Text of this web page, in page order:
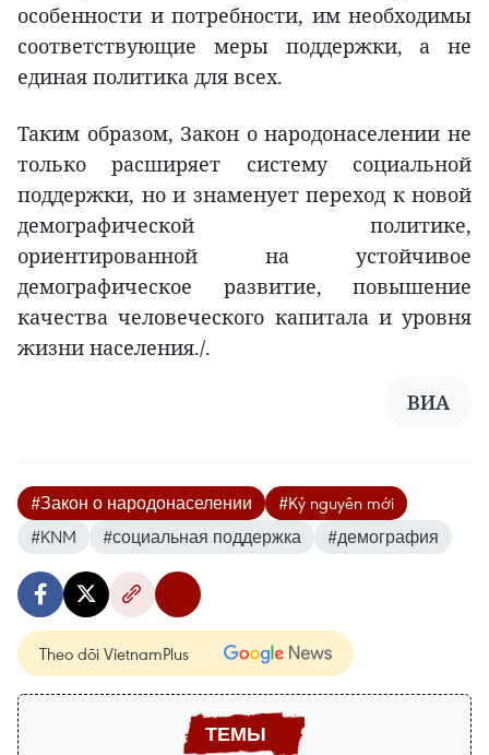
особенности и потребности, им необходимы
соответствующие меры поддержки, а не
единая политика для всех.
Таким образом, Закон о народонаселении не
только расширяет систему социальной
поддержки, но и знаменует переход к новой
демографической политике,
ориентированной на устойчивое
демографическое развитие, повышение
качества человеческого капитала и уровня
жизни населения./.
ВИА
#Закон о народонаселении
#Kỷ nguyên mới
#KNM
#социальная поддержка #демография
Theo dõi VietnamPlus